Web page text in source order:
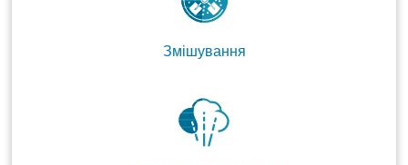
Змішування